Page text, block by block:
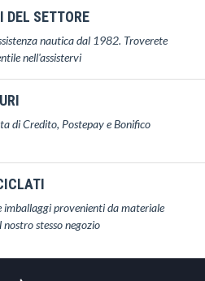
DEL SETTORE
nautica dal 1982. Troverete
nell'assistervi
di Credito, Postepay e Bonifico
imballaggi provenienti da materiale
stesso negozio